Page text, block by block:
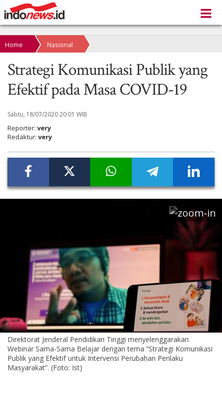
Home Nasional
Strategi Komunikasi Publik yang
Efektif pada Masa COVID-19
Sabtu, 18/07/2020 20:01 WIB
Reporter: very
Redaktur: very
Direktorat Jenderal Pendidikan Tinggi menyelenggarakan
Webinar Sama-Sama Belajar dengan tema ”Strategi Komunikasi
Publik yang Efektif untuk Intervensi Perubahan Perilaku
Masyarakat”. (Foto: Ist)